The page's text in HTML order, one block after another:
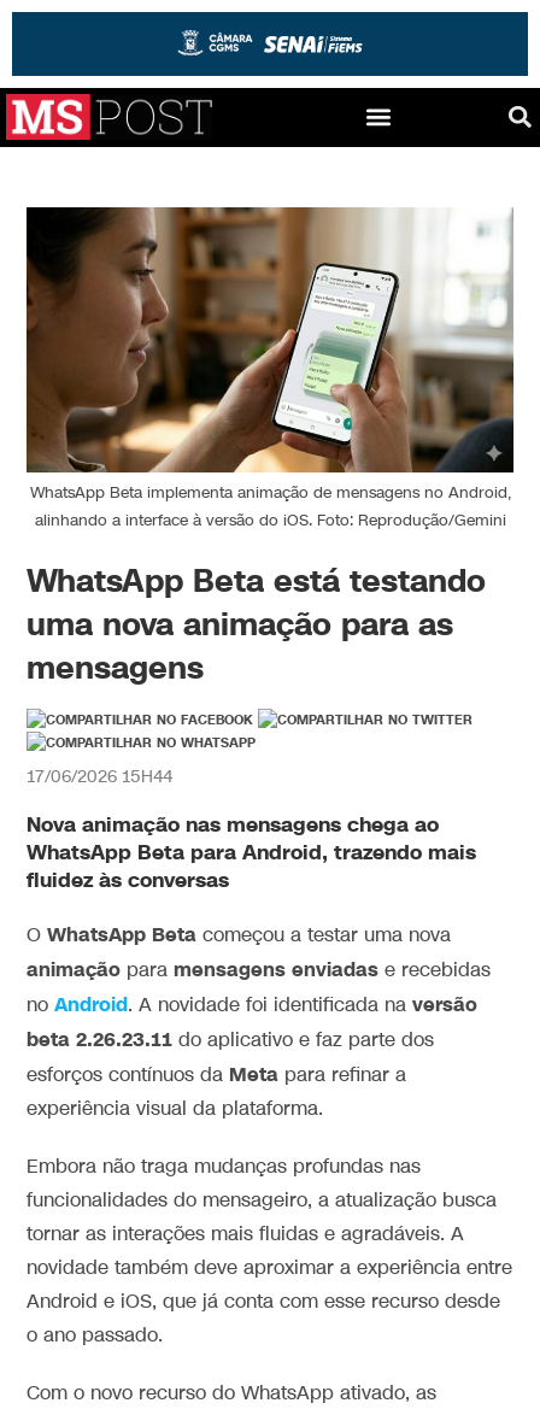
WhatsApp Beta implementa animação de mensagens no Android,
alinhando a interface à versão do iOS. Foto: Reprodução/Gemini
WhatsApp Beta está testando
uma nova animação para as
mensagens
17/06/2026 15H44
Novaanimação nas mensagens chega ao
WhatsApp Beta para Android, trazendo mais
fluidez às conversas
O WhatsApp Beta começou a testar uma nova
animação paramensagens enviadas e recebidas
noAndroid. A novidade foi identificada naversão
beta 2.26.23.11 do aplicativo e faz parte dos
esforços contínuos da Meta para refinar a
experiência visual da plataforma.
Embora não traga mudanças profundas nas
funcionalidades do mensageiro, a atualização busca
tornar as interações mais fluidas e agradáveis. A
novidade também deve aproximar a experiência entre
Android e iOS, que já conta com esse recurso desde
o ano passado.
Com o novo recurso do WhatsApp ativado, as